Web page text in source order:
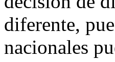
diferente,
nacionales